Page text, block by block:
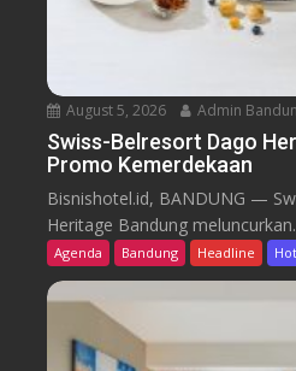
August 5, 2026 Admin
Swiss-Belresort Dago
Promo Kemerdekaan
Bisnishotel.id, BANDUNG —
Heritage Bandung
Agenda Bandung Headline